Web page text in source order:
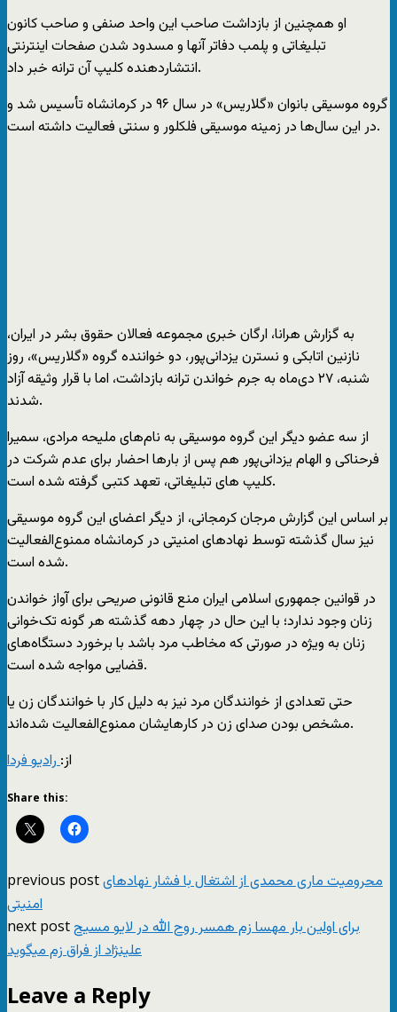
او همچنین از بازداشت صاحب این واحد صنفی و صاحب کانون
تبلیغاتی و پلمب دفاتر آنها و مسدود شدن صفحات اینترنتی
انتشاردهنده کلیپ آن ترانه خبر داد.
گروه موسیقی بانوان «گلاریس» در سال ٩۶ در کرمانشاه تأسیس شد و
در این سال‌ها در زمینه موسیقی فلکلور و سنتی فعالیت داشته است.
به گزارش هرانا، ارگان خبری مجموعه فعالان حقوق بشر در ایران،
نازنین اتابکی و نسترن یزدانی‌‌پور، دو خواننده گروه «گلاریس»، روز
شنبه، ۲۷ دی‌ماه به جرم خواندن ترانه بازداشت، اما با قرار وثیقه آزاد
شدند.
از سه عضو دیگر این گروه موسیقی به نام‌های ملیحه مرادی، سمیرا
فرحناکی و الهام یزدانی‌پور هم پس از بارها احضار برای عدم شرکت در
کلیپ ‌های تبلیغاتی، تعهد کتبی گرفته شده است.
بر اساس این گزارش مرجان کرمجانی، از دیگر اعضای این گروه موسیقی
نیز سال گذشته توسط نهادهای امنیتی در کرمانشاه ممنوع‌‌الفعالیت
شده است.
در قوانین جمهوری اسلامی ایران منع قانونی صریحی برای آواز خواندن
زنان وجود ندارد؛ با این حال در چهار دهه گذشته هر گونه تک‌خوانی
زنان به ویژه در صورتی که مخاطب مرد باشد با برخورد دستگاه‌های
قضایی مواجه شده است.
حتی تعدادی از خوانندگان مرد نیز به دلیل کار با خوانندگان زن یا
مشخص بودن صدای زن در کارهایشان ممنوع‌الفعالیت شده‌اند.
از:رادیو فردا
Share this:
previous postمحرومیت ماری محمدی از اشتغال با فشار نهادهای
امنیتی
next postبرای اولین بار مهسا زم همسر روح الله در لایو مسیح
علینژاد از فراق زم میگوید
Leave a Reply